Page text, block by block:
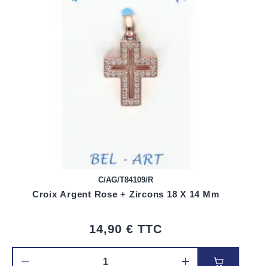
C/AG/T84109/R
Croix Argent Rose + Zircons 18 X 14 Mm
14,90 € TTC